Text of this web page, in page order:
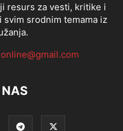
resurs za vesti, kritike i
srodnim temama iz
NAS